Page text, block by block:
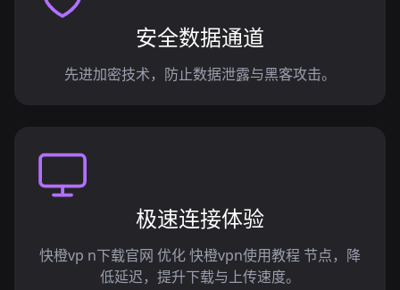
安全数据通道
先进加密技术，防止数据泄露与黑客攻击。
极速连接体验
快橙vp n下载官网 优化 快橙vpn使用教程 节点，降
低延迟，提升下载与上传速度。